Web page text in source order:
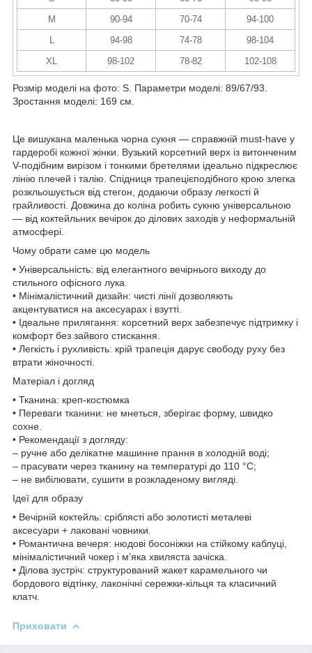
M
90-94 70-74
94-100
94-98 74-78
98-104
XL
98-102 78-82 102-108
Розмір моделі на фото: S. Параметри моделі: 89/67/93.
Зростання моделі: 169 см.
Це вишукана маленька чорна сукня — справжній must-have у
гардеробі кожної жінки. Вузький корсетний верх із витонченим
V-подібним вирізом і тонкими бретелями ідеально підкреслює
лінію плечей і талію. Спідниця трапецієподібного крою злегка
розкльошується від стегон, додаючи образу легкості й
грайливості. Довжина до коліна робить сукню універсальною
— від коктейльних вечірок до ділових заходів у неформальній
атмосфері.
Чому обрати саме цю модель
• Універсальність: від елегантного вечірнього виходу до
стильного офісного лука.
• Мінімалістичний дизайн: чисті лінії дозволяють
акцентуватися на аксесуарах і взутті.
• Ідеальне прилягання: корсетний верх забезпечує підтримку і
комфорт без зайвого стискання.
• Легкість і рухливість: крій трапеція дарує свободу руху без
втрати жіночності.
Матеріал і догляд
• Тканина: креп-костюмка
• Переваги тканини: не мнеться, зберігає форму, швидко
сохне.
• Рекомендації з догляду:
– ручне або делікатне машинне прання в холодній воді;
– прасувати через тканину на температурі до 110 °C;
– не вибілювати, сушити в розкладеному вигляді.
Ідеї для образу
• Вечірній коктейль: сріблясті або золотисті металеві
аксесуари + лаковані човники.
• Романтична вечеря: нюдові босоніжки на стійкому каблуці,
мінімалістичний чокер і м’яка хвиляста зачіска.
• Ділова зустріч: структурований жакет карамельного чи
бордового відтінку, лаконічні сережки-кільця та класичний
клатч.
Приховати